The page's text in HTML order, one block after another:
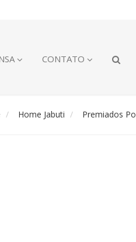
CONTATO
Home Jabuti Premiados